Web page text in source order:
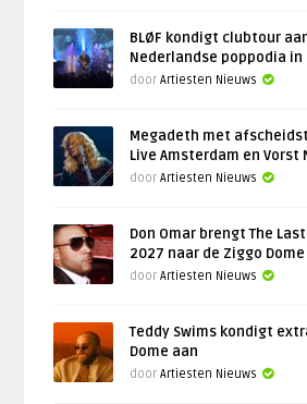
BLØF kondigt clubtour
Nederlandse poppodia in
doorArtiesten Nieuws
Megadeth met
Live Amsterdam en Vorst
doorArtiesten Nieuws
Don Omar brengt The
2027 naar de Ziggo Dome
doorArtiesten Nieuws
Teddy Swims kondigt
Dome aan
doorArtiesten Nieuws